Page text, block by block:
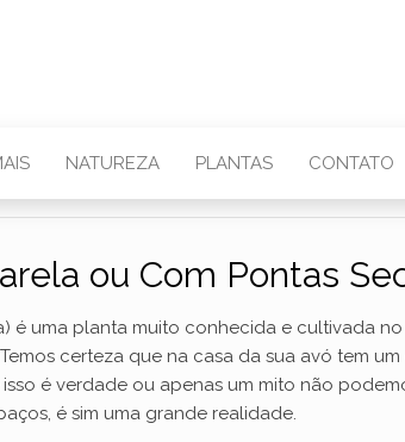
NATUREZA PLANTAS CONTATO
ou Com Pontas
é uma planta muito conhecida e cultivada
certeza que na casa da sua avó tem
é verdade ou apenas um mito não
é sim uma grande realidade.